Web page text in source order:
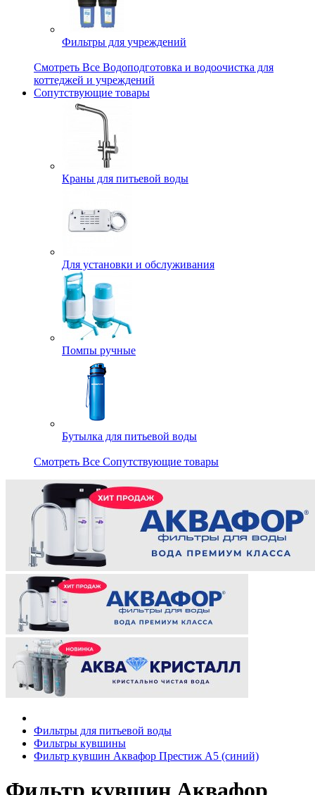
Фильтры для учреждений
Смотреть Все Водоподготовка и водоочистка для
коттеджей и учреждений
Сопутствующие товары
Краны для питьевой воды
Для установки и обслуживания
Помпы ручные
Бутылка для питьевой воды
Смотреть Все Сопутствующие товары
Фильтры для питьевой воды
Фильтры кувшины
Фильтр кувшин Аквафор Престиж А5 (синий)